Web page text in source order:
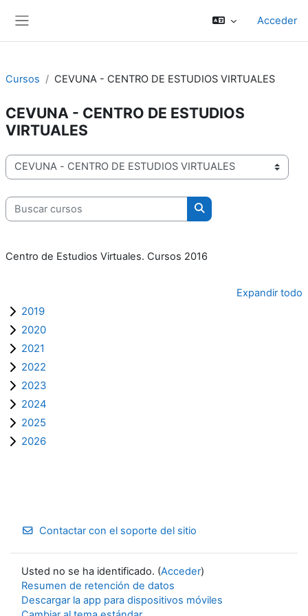
Acceder
Cursos CEVUNA - CENTRO DE ESTUDIOS VIRTUALES
CEVUNA - CENTRO DE ESTUDIOS
VIRTUALES
Categorías
Buscar cursos
Buscar cursos
Centro de Estudios Virtuales. Cursos 2016
Expandir todo
2019
2020
2021
2022
2023
2024
2025
2026
Contactar con el soporte del sitio
Usted no se ha identificado. (Acceder)
Resumen de retención de datos
Descargar la app para dispositivos móviles